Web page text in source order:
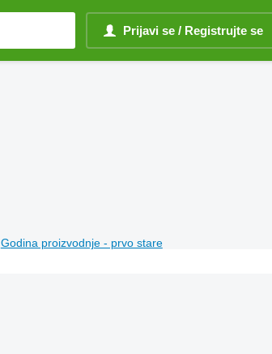
Prijavi se / Registrujte se
Godina proizvodnje - prvo stare